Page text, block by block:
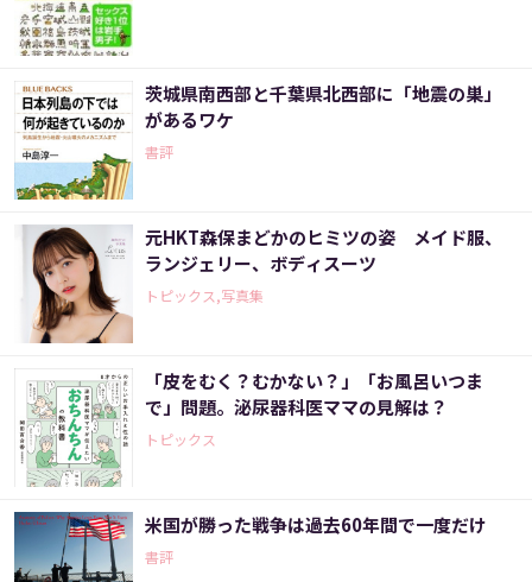
茨城県南西部と千葉県北西部に「地震の巣」
があるワケ
書評
元HKT森保まどかのヒミツの姿 メイド服、
ランジェリー、ボディスーツ
トピックス,写真集
「皮をむく？むかない？」「お風呂いつま
で」問題。泌尿器科医ママの見解は？
トピックス
米国が勝った戦争は過去60年間で一度だけ
書評